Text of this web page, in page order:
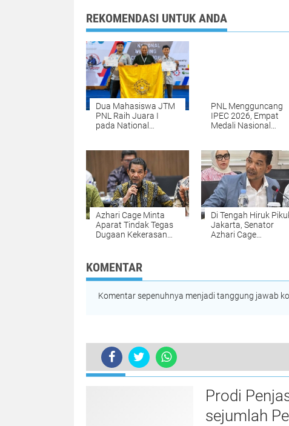
REKOMENDASI UNTUK ANDA
Dua Mahasiswa JTM
PNL Raih Juara I
pada National
Surabaya
PNL Mengguncang
IPEC 2026, Empat
Medali Nasional
Azhari Cage Minta
Aparat Tindak Tegas
Dugaan Kekerasan
Di Tengah Hiruk
Jakarta, Senator
Azhari Cage
KOMENTAR
Komentar sepenuhnya menjadi tanggung jawab
Nurul Akmal, Atlet Kelas Dunia di
TERKINI
Prodi
sejumlah